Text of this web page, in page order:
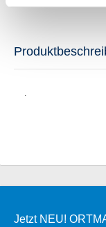
Jetzt NEU!